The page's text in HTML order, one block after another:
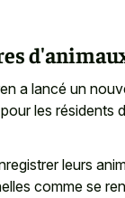
a lancé un
les résidents
leurs
comme se